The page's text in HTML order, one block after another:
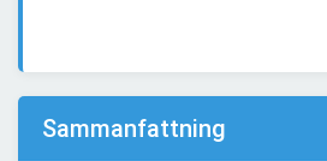
Sammanfattning